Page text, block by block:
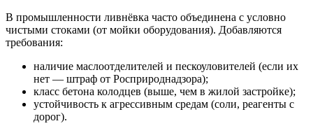
В промышленности ливнёвка часто объединена с условно
чистыми стоками (от мойки оборудования). Добавляются
требования:
наличие маслоотделителей и пескоуловителей (если их
нет — штраф от Росприроднадзора);
класс бетона колодцев (выше, чем в жилой застройке);
устойчивость к агрессивным средам (соли, реагенты с
дорог).